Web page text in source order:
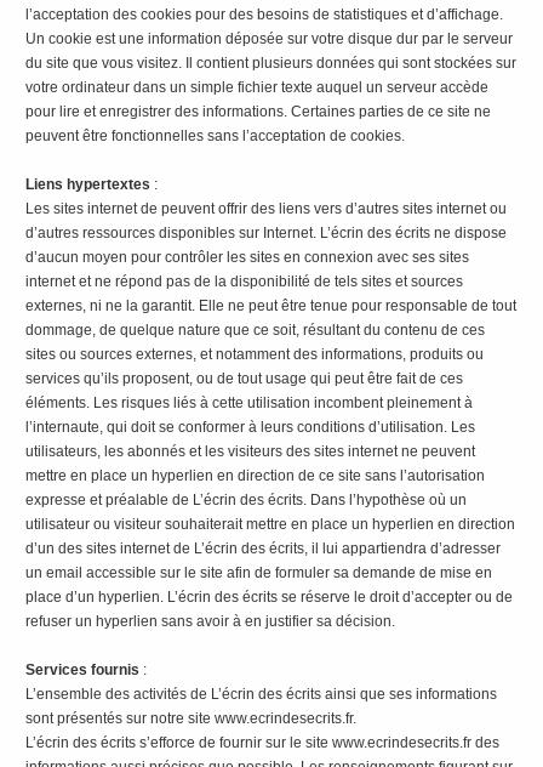
l’acceptation des cookies pour des besoins de statistiques et d’affichage.
Un cookie est une information déposée sur votre disque dur par le serveur
du site que vous visitez. Il contient plusieurs données qui sont stockées sur
votre ordinateur dans un simple fichier texte auquel un serveur accède
pour lire et enregistrer des informations. Certaines parties de ce site ne
peuvent être fonctionnelles sans l’acceptation de cookies.
Liens hypertextes :
Les sites internet de peuvent offrir des liens vers d’autres sites internet ou
d’autres ressources disponibles sur Internet. L’écrin des écrits ne dispose
d’aucun moyen pour contrôler les sites en connexion avec ses sites
internet et ne répond pas de la disponibilité de tels sites et sources
externes, ni ne la garantit. Elle ne peut être tenue pour responsable de tout
dommage, de quelque nature que ce soit, résultant du contenu de ces
sites ou sources externes, et notamment des informations, produits ou
services qu’ils proposent, ou de tout usage qui peut être fait de ces
éléments. Les risques liés à cette utilisation incombent pleinement à
l’internaute, qui doit se conformer à leurs conditions d’utilisation. Les
utilisateurs, les abonnés et les visiteurs des sites internet ne peuvent
mettre en place un hyperlien en direction de ce site sans l’autorisation
expresse et préalable de L’écrin des écrits. Dans l’hypothèse où un
utilisateur ou visiteur souhaiterait mettre en place un hyperlien en direction
d’un des sites internet de L’écrin des écrits, il lui appartiendra d’adresser
un email accessible sur le site afin de formuler sa demande de mise en
place d’un hyperlien. L’écrin des écrits se réserve le droit d’accepter ou de
refuser un hyperlien sans avoir à en justifier sa décision.
Services fournis :
L’ensemble des activités de L’écrin des écrits ainsi que ses informations
sont présentés sur notre site www.ecrindesecrits.fr.
L’écrin des écrits s’efforce de fournir sur le site www.ecrindesecrits.fr des